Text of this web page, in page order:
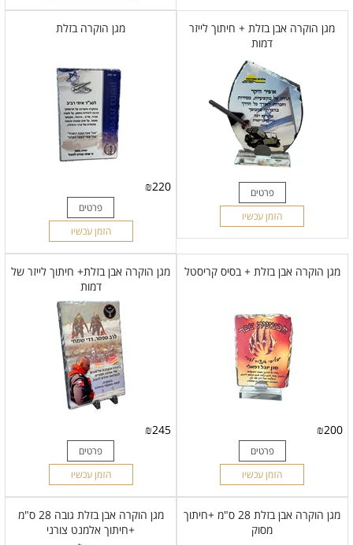
מגן הוקרה אבן בזלת + חיתוך לייזר
דמות
פרטים
הזמן עכשיו
מגן הוקרה בזלת
₪220
פרטים
הזמן עכשיו
מגן הוקרה אבן בזלת + בסיס קריסטל
₪200
פרטים
הזמן עכשיו
מגן הוקרה אבן בזלת+ חיתוך לייזר של
דמות
₪245
פרטים
הזמן עכשיו
מגן הוקרה אבן בזלת 28 ס"מ +חיתוך
מסוק
מגן הוקרה אבן בזלת גובה 28 ס"מ
+חיתוך אלמנט צורני